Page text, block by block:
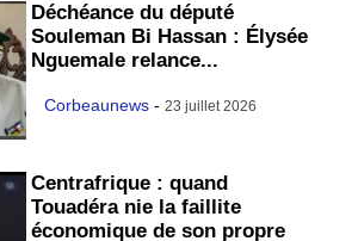
Déchéance du député
Souleman Bi Hassan : Élysée
Nguemale relance...
Corbeaunews - 23 juillet 2026
Centrafrique : quand
Touadéra nie la faillite
économique de son propre